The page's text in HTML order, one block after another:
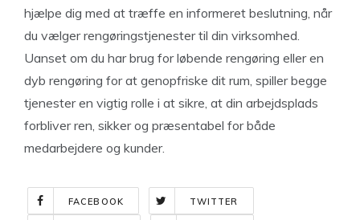
hjælpe dig med at træffe en informeret beslutning, når
du vælger rengøringstjenester til din virksomhed.
Uanset om du har brug for løbende rengøring eller en
dyb rengøring for at genopfriske dit rum, spiller begge
tjenester en vigtig rolle i at sikre, at din arbejdsplads
forbliver ren, sikker og præsentabel for både
medarbejdere og kunder.
FACEBOOK TWITTER